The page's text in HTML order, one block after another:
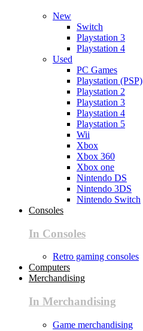
New
Switch
Playstation 3
Playstation 4
Used
PC Games
Playstation (PSP)
Playstation 2
Playstation 3
Playstation 4
Playstation 5
Wii
Xbox
Xbox 360
Xbox one
Nintendo DS
Nintendo 3DS
Nintendo Switch
Consoles
In Consoles
Retro gaming consoles
Computers
Merchandising
In Merchandising
Game merchandising